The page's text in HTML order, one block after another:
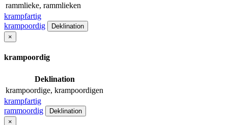
rammlieke, rammlieken
krampfartig
krampoordig
Deklination
×
krampoordig
Deklination
krampoordige, krampoordigen
krampfartig
rammoordig
Deklination
×